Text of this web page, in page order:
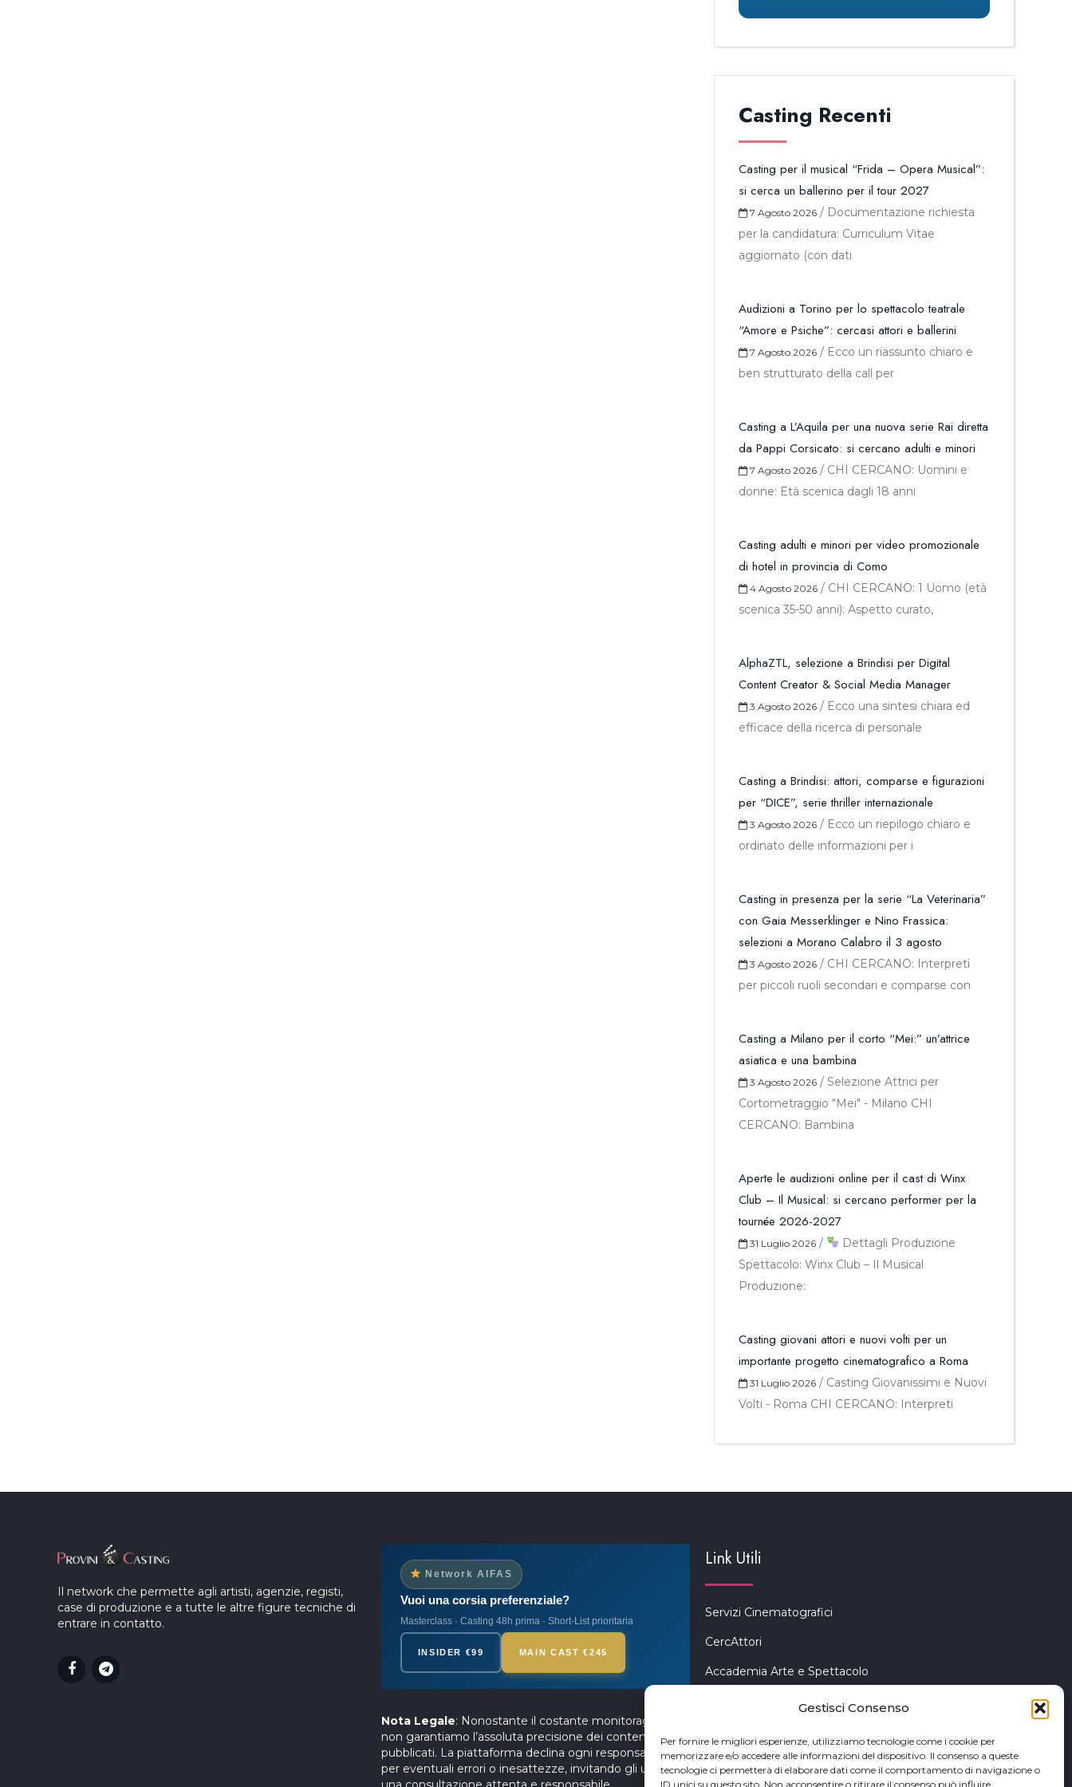
Gestisci Consenso
Per fornire le migliori esperienze, utilizziamo tecnologie come i cookie per
memorizzare e/o accedere alle informazioni del dispositivo. Il consenso a queste
tecnologie ci permetterà di elaborare dati come il comportamento di navigazione o
ID unici su questo sito. Non acconsentire o ritirare il consenso può influire
Casting Recenti
Casting per il musical “Frida – Opera Musical”:
si cerca un ballerino per il tour 2027
7 Agosto 2026 / Documentazione richiesta
per la candidatura: Curriculum Vitae
aggiornato (con dati
Audizioni a Torino per lo spettacolo teatrale
“Amore e Psiche”: cercasi attori e ballerini
7 Agosto 2026 / Ecco un riassunto chiaro e
ben strutturato della call per
Casting a L’Aquila per una nuova serie Rai diretta
da Pappi Corsicato: si cercano adulti e minori
7 Agosto 2026 / CHI CERCANO: Uomini e
donne: Età scenica dagli 18 anni
Casting adulti e minori per video promozionale
di hotel in provincia di Como
4 Agosto 2026 / CHI CERCANO: 1 Uomo (età
scenica 35-50 anni): Aspetto curato,
AlphaZTL, selezione a Brindisi per Digital
Content Creator & Social Media Manager
3 Agosto 2026 / Ecco una sintesi chiara ed
efficace della ricerca di personale
Casting a Brindisi: attori, comparse e figurazioni
per “DICE”, serie thriller internazionale
3 Agosto 2026 / Ecco un riepilogo chiaro e
ordinato delle informazioni per i
Casting in presenza per la serie “La Veterinaria”
con Gaia Messerklinger e Nino Frassica:
selezioni a Morano Calabro il 3 agosto
3 Agosto 2026 / CHI CERCANO: Interpreti
per piccoli ruoli secondari e comparse con
Casting a Milano per il corto “Mei:” un’attrice
asiatica e una bambina
3 Agosto 2026 / Selezione Attrici per
Cortometraggio "Mei" - Milano CHI
CERCANO: Bambina
Aperte le audizioni online per il cast di Winx
Club – Il Musical: si cercano performer per la
tournée 2026-2027
31 Luglio 2026 /
Dettagli Produzione
Spettacolo: Winx Club – Il Musical
Produzione:
Casting giovani attori e nuovi volti per un
importante progetto cinematografico a Roma
31 Luglio 2026 / Casting Giovanissimi e Nuovi
Volti - Roma CHI CERCANO: Interpreti
Il network che permette agli artisti, agenzie, registi,
case di produzione e a tutte le altre figure tecniche di
entrare in contatto.
Network AIFAS
Vuoi una corsia preferenziale?
Masterclass · Casting 48h prima · Short-List prioritaria
INSIDER €99 MAIN CAST €245
Nota Legale: Nonostante il costante monitoraggio,
non garantiamo l’assoluta precisione dei contenuti
pubblicati. La piattaforma declina ogni responsabilità
per eventuali errori o inesattezze, invitando gli utenti a
Link Utili
Servizi Cinematografici
CercAttori
Accademia Arte e Spettacolo
Piceno Cinema Festival